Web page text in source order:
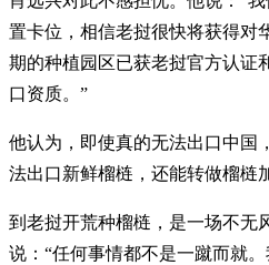
置卡位，相信老挝很快将获得对
期的种植园区已获老挝官方认证
口资质。”
他认为，即使真的无法出口中国
法出口新鲜榴梿，还能转做榴梿
到老挝开荒种榴梿，是一场不无
说：“任何事情都不是一蹴而就